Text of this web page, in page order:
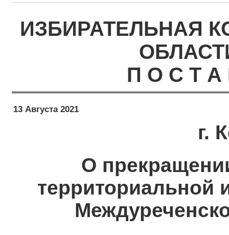
ИЗБИРАТЕЛЬНАЯ
П О С Т А
13 Августа 2021
г.
О
территориальной